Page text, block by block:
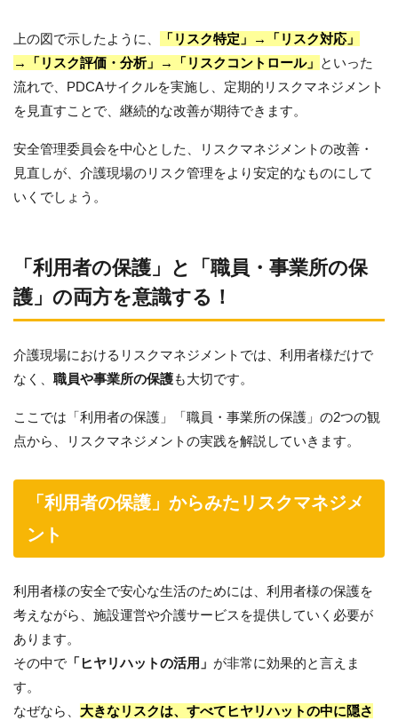
上の図で示したように、
「リスク特定」→「リスク対応」
→「リスク評価・分析」→「リスクコントロール」 といった
流れで、PDCAサイクルを実施し、定期的リスクマネジメント
を見直すことで、継続的な改善が期待できます。
安全管理委員会を中心とした、リスクマネジメントの改善・
見直しが、介護現場のリスク管理をより安定的なものにして
いくでしょう。
「利用者の保護」と「職員・事業所の保
護」の両方を意識する！
介護現場におけるリスクマネジメントでは、利用者様だけで
なく、 職員や事業所の保護も大切です。
ここでは「利用者の保護」「職員・事業所の保護」の2つの観
点から、リスクマネジメントの実践を解説していきます。
「利用者の保護」からみたリスクマネジメ
ント
利用者様の安全で安心な生活のためには、利用者様の保護を
考えながら、施設運営や介護サービスを提供していく必要が
あります。
その中で 「ヒヤリハットの活用」 が非常に効果的と言えま
す。
なぜなら、 大きなリスクは、すべてヒヤリハットの中に隠さ